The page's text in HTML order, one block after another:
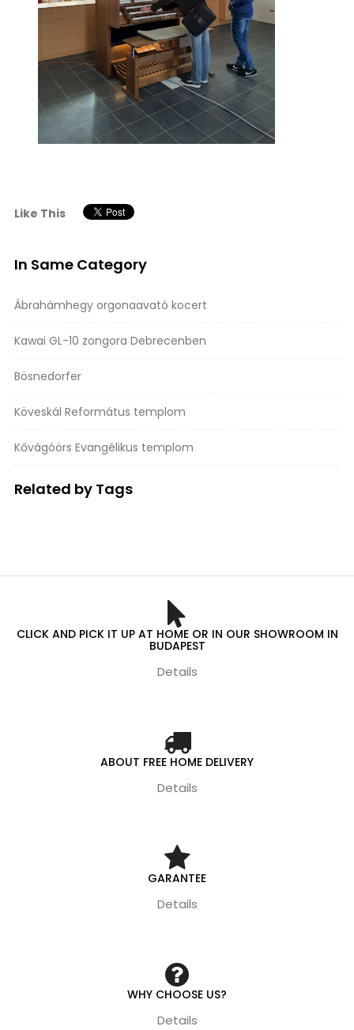
Like This
In Same Category
Ábrahámhegy orgonaavató kocert
Kawai GL-10 zongora Debrecenben
Bösnedorfer
Köveskál Református templom
Kővágóörs Evangélikus templom
Related by Tags
CLICK AND PICK IT UP AT HOME OR IN OUR SHOWROOM IN
BUDAPEST
Details
ABOUT FREE HOME DELIVERY
Details
GARANTEE
Details
WHY CHOOSE US?
Details